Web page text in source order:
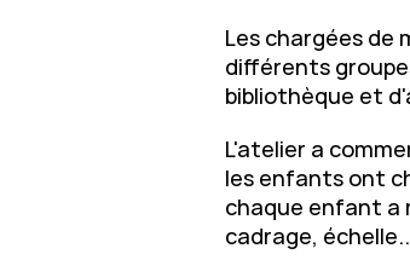
Les chargées de
différents
bibliothèque et
L'atelier a
les enfants ont
chaque enfant a
cadrage,